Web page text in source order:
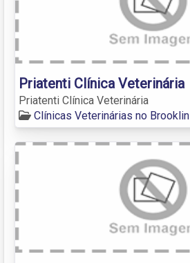
Priatenti Clínica Veterinária
Priatenti Clínica Veterinária
Clínicas Veterinárias no Brooklin